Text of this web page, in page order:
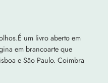
um livro aberto em
em brancoarte que
e São Paulo. Coimbra